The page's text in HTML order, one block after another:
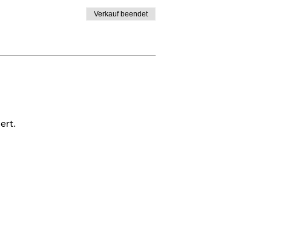
Verkauf beendet